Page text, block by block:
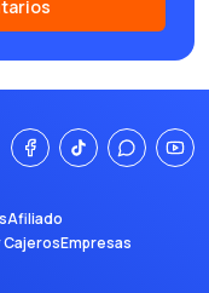
Afiliado
CajerosEmpresas